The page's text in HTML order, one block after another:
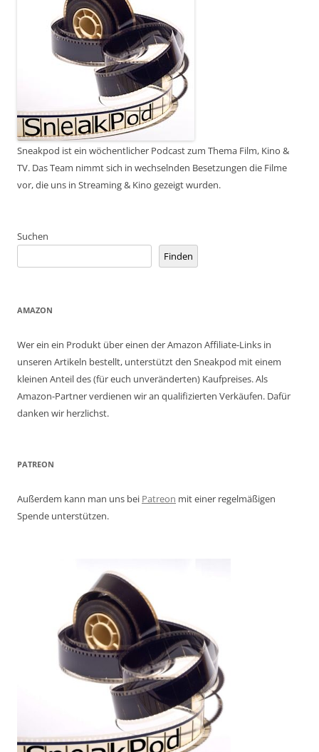
Sneakpod ist ein wöchentlicher Podcast zum Thema Film, Kino &
TV. Das Team nimmt sich in wechselnden Besetzungen die Filme
vor, die uns in Streaming & Kino gezeigt wurden.
Suchen
Finden
AMAZON
Wer ein ein Produkt über einen der Amazon Affiliate-Links in
unseren Artikeln bestellt, unterstützt den Sneakpod mit einem
kleinen Anteil des (für euch unveränderten) Kaufpreises. Als
Amazon-Partner verdienen wir an qualifizierten Verkäufen. Dafür
danken wir herzlichst.
PATREON
Außerdem kann man uns bei Patreon mit einer regelmäßigen
Spende unterstützen.